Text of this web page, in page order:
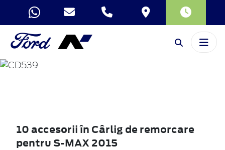
S-MAX
10 accesorii în Cârlig de remorcare
pentru S-MAX 2015